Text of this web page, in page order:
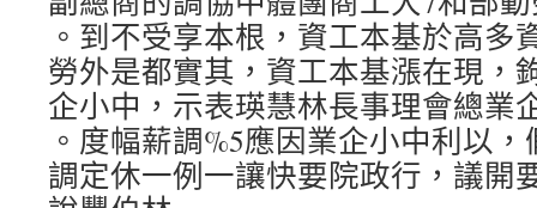
。到不受享本根，資工本基於高多
勞外是都實其，資工本基漲在現，
企小中，示表瑛慧林長事理會總業
。度幅薪調%5應因業企小中利以
調定休一例一讓快要院政行，議開